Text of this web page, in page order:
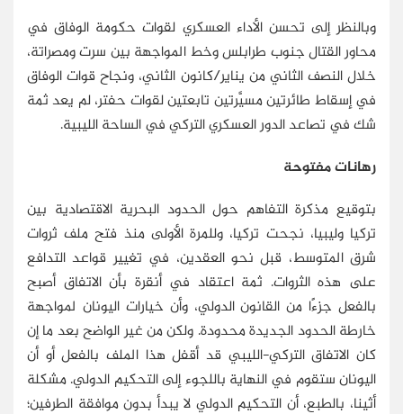
وبالنظر إلى تحسن الأداء العسكري لقوات حكومة الوفاق في
محاور القتال جنوب طرابلس وخط المواجهة بين سرت ومصراتة،
خلال النصف الثاني من يناير/كانون الثاني، ونجاح قوات الوفاق
في إسقاط طائرتين مسيَّرتين تابعتين لقوات حفتر، لم يعد ثمة
شك في تصاعد الدور العسكري التركي في الساحة الليبية.
رهانات مفتوحة
بتوقيع مذكرة التفاهم حول الحدود البحرية الاقتصادية بين
تركيا وليبيا، نجحت تركيا، وللمرة الأولى منذ فتح ملف ثروات
شرق المتوسط، قبل نحو العقدين، في تغيير قواعد التدافع
على هذه الثروات. ثمة اعتقاد في أنقرة بأن الاتفاق أصبح
بالفعل جزءًا من القانون الدولي، وأن خيارات اليونان لمواجهة
خارطة الحدود الجديدة محدودة. ولكن من غير الواضح بعد ما إن
كان الاتفاق التركي-الليبي قد أقفل هذا الملف بالفعل أو أن
اليونان ستقوم في النهاية باللجوء إلى التحكيم الدولي. مشكلة
أثينا، بالطبع، أن التحكيم الدولي لا يبدأ بدون موافقة الطرفين؛